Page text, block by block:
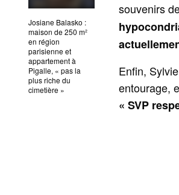
Josiane Balasko :
maison de 250 m²
en région
parisienne et
appartement à
Pigalle, « pas la
plus riche du
cimetière »
souvenirs
Enfin,
entourage,
« SVP